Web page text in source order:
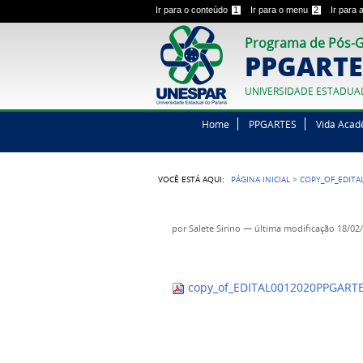
Ir para o conteúdo 1 Ir para o menu 2 Ir para
Programa de Pós-
UNIVERSIDADE
Home PPGARTES Vida
VOCÊ ESTÁ AQUI: PÁGINA INICIAL >
porSalete Sirino — última modificação 18/